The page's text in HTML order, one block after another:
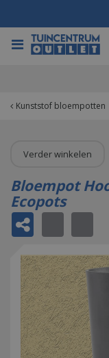
Kunststof bloempotten
Verder winkelen
Bloempot
Ecopots